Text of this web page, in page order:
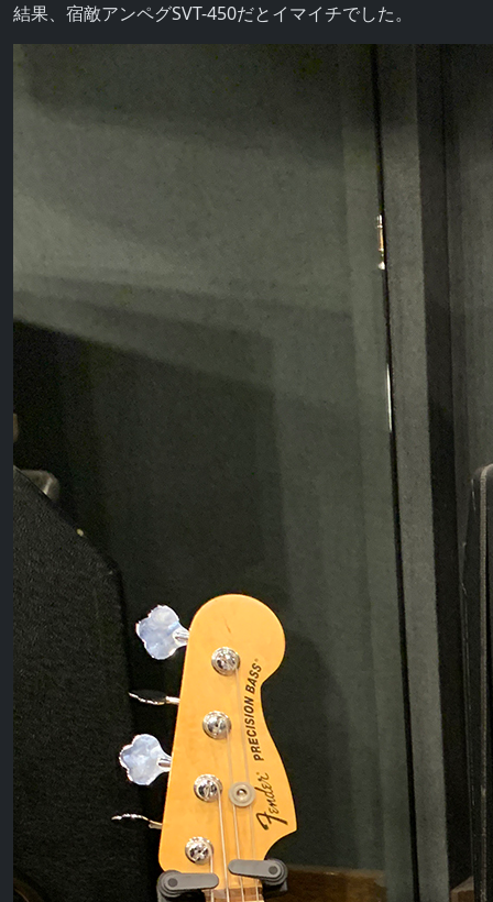
結果、宿敵アンペグSVT-450だとイマイチでした。